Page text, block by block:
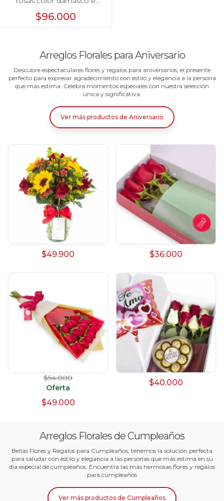
hypericum
$96.000
Arreglos Florales para Aniversario
Descubre espectaculares flores y regalos para aniversarios, el presente
perfecto para expresar agradecimiento con estilo y elegancia a la persona
que más estima. Celebra momentos especiales con nuestra selección
única y significativa.
Ver más productos de Aniversario
$49.900 $36.000
$54.000
Oferta
$49.000
$40.000
Arreglos Florales de Cumpleaños
Bellas Flores y Regalos para Cumpleaños, tenemos la solución perfecta
para saludar con estilo y elegancia a las personas que más estima en su
día especial de cumpleaños. Encuentra las más hermosas flores y regalos
para cumpleaños
Ver más productos de Cumpleaños